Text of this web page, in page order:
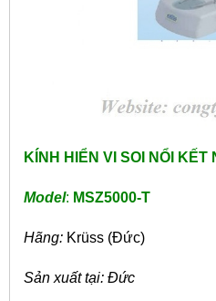
KÍNH HIỂN VI SOI NỔI KẾT
Model: MSZ5000-T
Hãng: Krüss (Đức)
Sản xuất tại: Đức